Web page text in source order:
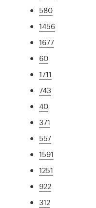
580
1456
1677
60
1711
743
40
371
557
1591
1251
922
312